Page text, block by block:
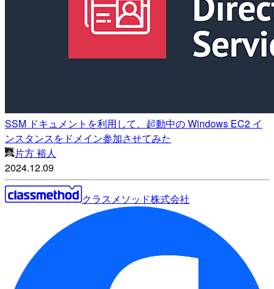
SSM ドキュメントを利用して、起動中の Windows EC2 イ
ンスタンスをドメイン参加させてみた
片方 裕人
2024.12.09
クラスメソッド株式会社